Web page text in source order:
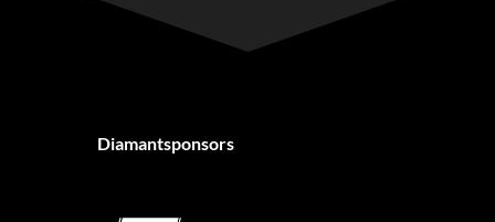
Diamantsponsors